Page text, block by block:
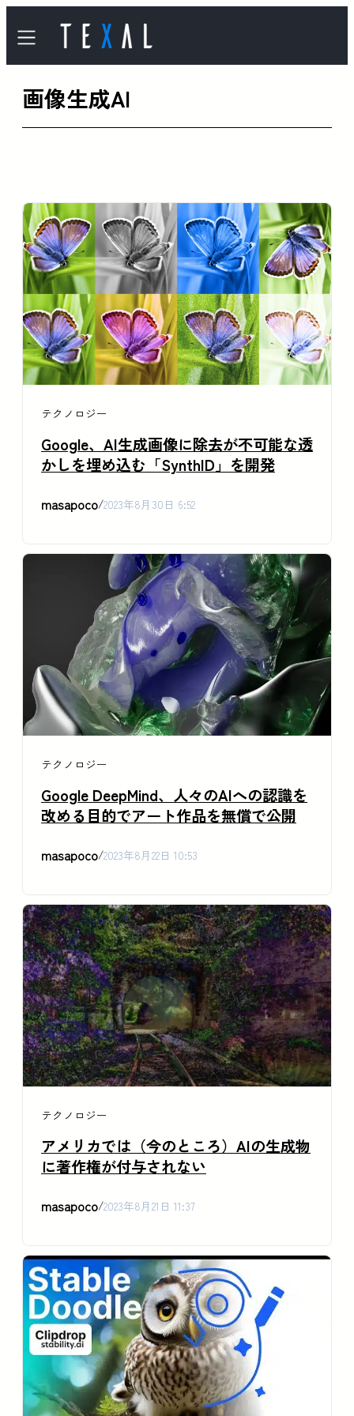
容
を
画像生成AI
テクノロジー
Google、AI生成画像に除去が不可能な透
かしを埋め込む「SynthID」を開発
masapoco/2023年8月30日 6:52
テクノロジー
Google DeepMind、人々のAIへの認識を
改める目的でアート作品を無償で公開
masapoco/2023年8月22日 10:53
テクノロジー
アメリカでは（今のところ）AIの生成物
に著作権が付与されない
masapoco/2023年8月21日 11:37